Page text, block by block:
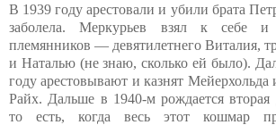
В 1939 году арестовали и убили брата
заболела. Меркурьев взял к себе
племянников — девятилетнего Виталия,
и Наталью (не знаю, сколько ей было).
году арестовывают и казнят
Райх. Дальше в 1940-м рождается
то есть, когда весь этот кошмар